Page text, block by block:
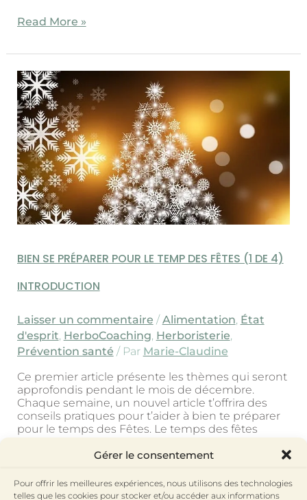
Gérer le consentement
Pour offrir les meilleures expériences, nous utilisons des technologies
telles que les cookies pour stocker et/ou accéder aux informations
Read More »
BIEN SE PRÉPARER POUR LE TEMP DES FÊTES (1 DE 4)
INTRODUCTION
Laisser un commentaire /Alimentation État
d'esprit HerboCoaching Herboristerie
Prévention santé / Par Marie-Claudine
Ce premier article présente les thèmes qui seront
approfondis pendant le mois de décembre.
Chaque semaine, un nouvel article t’offrira des
conseils pratiques pour t’aider à bien te préparer
pour le temps des Fêtes. Le temps des fêtes
festif est stressant et épuisant… On se retrouve à
Bien
se
préparer
pour
le
temp
des
fêtes
(1
de
4)
Introduction